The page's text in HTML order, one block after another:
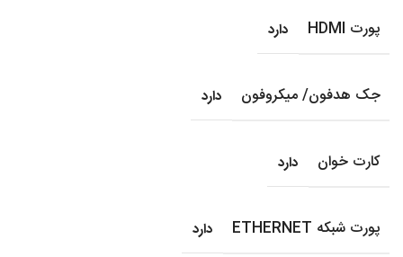
پورت HDMI دارد
جک هدفون/ میکروفون دارد
کارت خوان دارد
پورت شبکه ETHERNET دارد